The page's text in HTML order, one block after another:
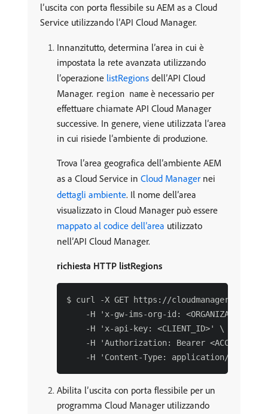
l’uscita con porta flessibile su AEM as a Cloud
Service utilizzando l’API Cloud Manager.
Innanzitutto, determina l’area in cui è
impostata la rete avanzata utilizzando
l’operazione listRegions dell’API Cloud
Manager. region name è necessario per
effettuare chiamate API Cloud Manager
successive. In genere, viene utilizzata l’area
in cui risiede l’ambiente di produzione.
Trova l’area geografica dell’ambiente AEM
as a Cloud Service in Cloud Manager nei
dettagli ambiente. Il nome dell’area
visualizzato in Cloud Manager può essere
mappato al codice dell’area utilizzato
nell’API Cloud Manager.
richiesta HTTP listRegions
$ curl -X GET https://
-H 'x-gw-ims-org-id:
    -H 'x-api-key: <CLIENT_ID>' \
-H 'Authorization: Bearer
Abilita l’uscita con porta flessibile per un
programma Cloud Manager utilizzando